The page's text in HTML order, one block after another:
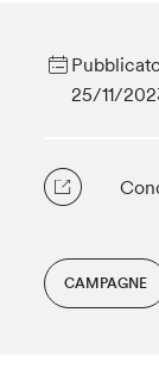
25/11/
CAMPAGNE